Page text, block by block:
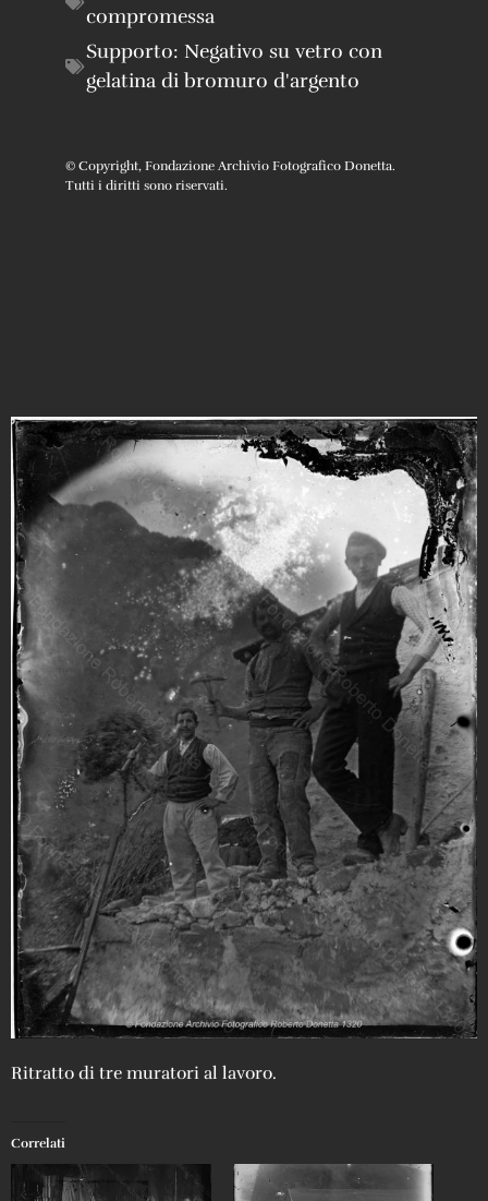
Ritratto di tre muratori al lavoro.
Correlati
compromessa
Supporto: Negativo su vetro con
gelatina di bromuro d'argento
© Copyright, Fondazione Archivio Fotografico Donetta.
Tutti i diritti sono riservati.